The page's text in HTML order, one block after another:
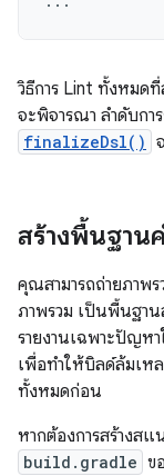
วิธีการ Lint ทั้งหมด
จะพิจารณา ลำดับกา
finalizeDsl()
สร้างพื้นฐาน
คุณสามารถถ่ายภาพ
ภาพรวม เป็นพื้นฐาน
รายงานเฉพาะปัญห
เพื่อทำให้บิลด์ล้มเห
ทั้งหมดก่อน
หากต้องการสร้างส
build.gradle ข